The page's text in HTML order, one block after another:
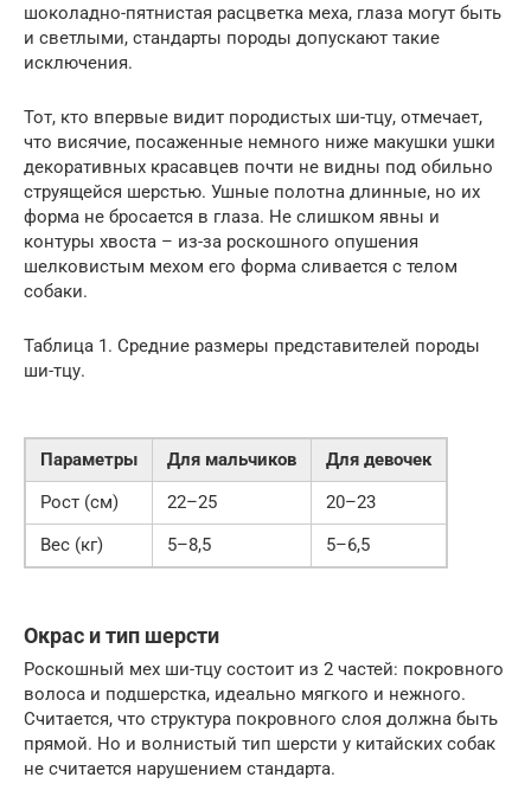
шоколадно-пятнистая расцветка меха, глаза могут быть
и светлыми, стандарты породы допускают такие
исключения.
Тот, кто впервые видит породистых ши-тцу, отмечает,
что висячие, посаженные немного ниже макушки ушки
декоративных красавцев почти не видны под обильно
струящейся шерстью. Ушные полотна длинные, но их
форма не бросается в глаза. Не слишком явны и
контуры хвоста – из-за роскошного опушения
шелковистым мехом его форма сливается с телом
собаки.
Таблица 1. Средние размеры представителей породы
ши-тцу.
Параметры Для мальчиков
Для девочек
Рост (см)
22–25
20–23
Вес (кг)
5–8,5 5–6,5
Окрас и тип шерсти
Роскошный мех ши-тцу состоит из 2 частей: покровного
волоса и подшерстка, идеально мягкого и нежного.
Считается, что структура покровного слоя должна быть
прямой. Но и волнистый тип шерсти у китайских собак
не считается нарушением стандарта.